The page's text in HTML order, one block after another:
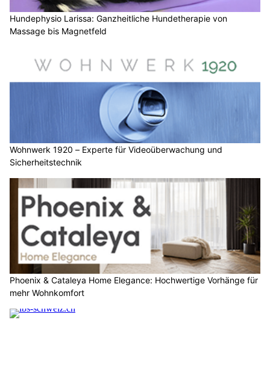
Hundephysio Larissa: Ganzheitliche Hundetherapie von
Massage bis Magnetfeld
Wohnwerk 1920 – Experte für Videoüberwachung und
Sicherheitstechnik
Phoenix & Cataleya Home Elegance: Hochwertige Vorhänge für
mehr Wohnkomfort